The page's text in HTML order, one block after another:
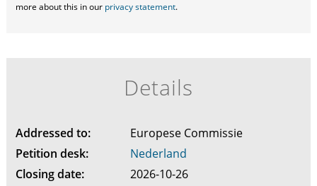
more about this in our privacy statement.
Details
Addressed to:
Europese Commissie
Petition desk:
Nederland
Closing date:
2026-10-26